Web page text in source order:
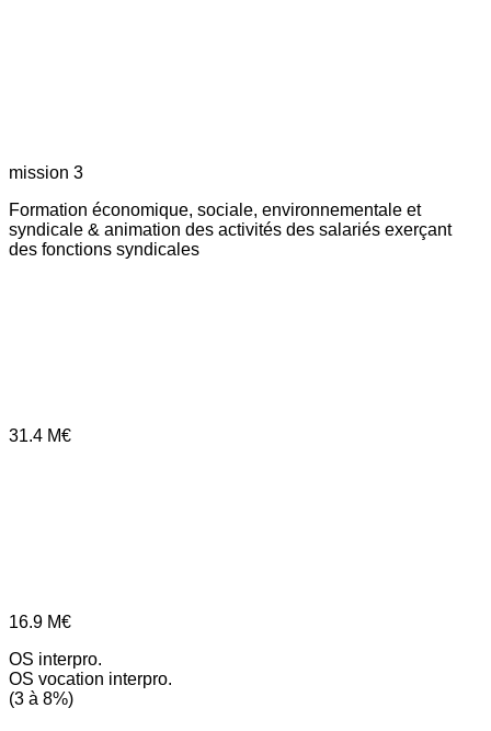
mission 3
Formation économique, sociale, environnementale et
syndicale & animation des activités des salariés exerçant
des fonctions syndicales
31.4 M€
16.9 M€
OS interpro.
OS vocation interpro.
(3 à 8%)